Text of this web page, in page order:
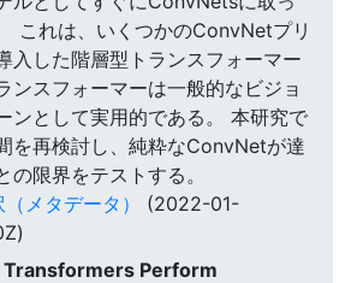
これは、いくつかのConvNetプリ
入した階層型トランスフォーマー
ンスフォーマーは一般的なビジョ
ンとして実用的である。 本研究で
を再検討し、純粋なConvNetが達
の限界をテストする。
メタデータ）
(2022-01-
Transformers Perform